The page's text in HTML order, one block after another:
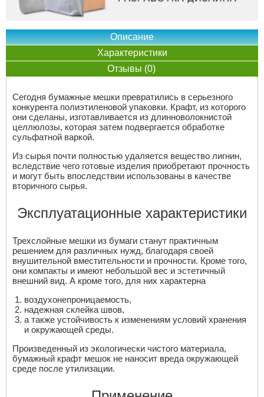
Описание
Характеристики
Отзывы (0)
Сегодня бумажные мешки превратились в серьезного
конкурента полиэтиленовой упаковки. Крафт, из которого
они сделаны, изготавливается из длинноволокнистой
целлюлозы, которая затем подвергается обработке
сульфатной варкой.
Из сырья почти полностью удаляется вещество лигнин,
вследствие чего готовые изделия приобретают прочность
и могут быть впоследствии использованы в качестве
вторичного сырья.
Эксплуатационные характеристики
Трехслойные мешки из бумаги станут практичным
решением для различных нужд, благодаря своей
внушительной вместительности и прочности. Кроме того,
они компакты и имеют небольшой вес и эстетичный
внешний вид. А кроме того, для них характерна
воздухонепроницаемость,
надежная склейка швов,
а также устойчивость к изменениям условий хранения
и окружающей среды.
Произведенный из экологически чистого материала,
бумажный крафт мешок не наносит вреда окружающей
среде после утилизации.